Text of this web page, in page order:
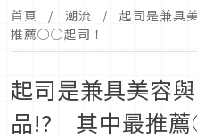
首頁 潮流
起司是兼具
推薦○○起司！
起司是兼具美容
品!? 其中最推